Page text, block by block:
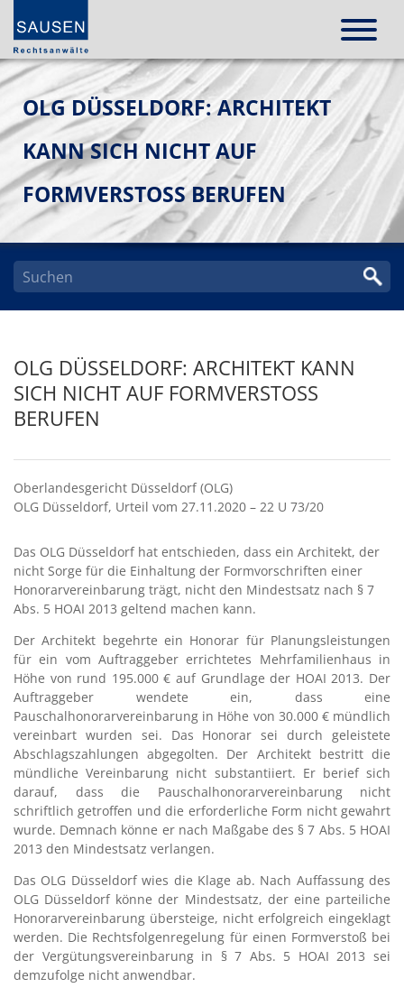
OLG DÜSSELDORF: ARCHITEKT
KANN SICH NICHT AUF
FORMVERSTOSS BERUFEN
OLG DÜSSELDORF: ARCHITEKT KANN
SICH NICHT AUF FORMVERSTOSS B
ERUFEN
Oberlandesgericht Düsseldorf (OLG)
OLG Düsseldorf, Urteil vom 27.11.2020 – 22 U 73/20
Das OLG Düsseldorf hat entschieden, dass ein Architekt, der
nicht Sorge für die Einhaltung der Formvorschriften einer
Honorarvereinbarung trägt, nicht den Mindestsatz nach § 7
Abs. 5 HOAI 2013 geltend machen kann.
Der Architekt begehrte ein Honorar für Planungsleistungen
für ein vom Auftraggeber errichtetes Mehrfamilienhaus in
Höhe von rund 195.000 € auf Grundlage der HOAI 2013. Der
Auftraggeber wendete ein, dass eine
Pauschalhonorarvereinbarung in Höhe von 30.000 € mündlich
vereinbart wurden sei. Das Honorar sei durch geleistete
Abschlagszahlungen abgegolten. Der Architekt bestritt die
mündliche Vereinbarung nicht substantiiert. Er berief sich
darauf, dass die Pauschalhonorarvereinbarung nicht
schriftlich getroffen und die erforderliche Form nicht gewahrt
wurde. Demnach könne er nach Maßgabe des § 7 Abs. 5 HOAI
2013 den Mindestsatz verlangen.
Das OLG Düsseldorf wies die Klage ab. Nach Auffassung des
OLG Düsseldorf könne der Mindestsatz, der eine parteiliche
Honorarvereinbarung übersteige, nicht erfolgreich eingeklagt
werden. Die Rechtsfolgenregelung für einen Formverstoß bei
der Vergütungsvereinbarung in § 7 Abs. 5 HOAI 2013 sei
demzufolge nicht anwendbar.